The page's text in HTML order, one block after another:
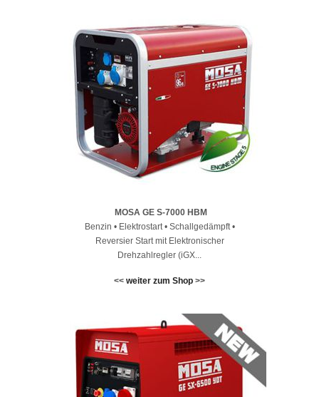
MOSA GE S-7000 HBM
Benzin • Elektrostart • Schallgedämpft •
Reversier Start mit Elektronischer
Drehzahlregler (iGX...
<< weiter zum Shop >>